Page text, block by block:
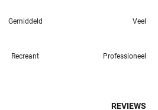
Gemiddeld Veel
Recreant Professioneel
REVIEWS